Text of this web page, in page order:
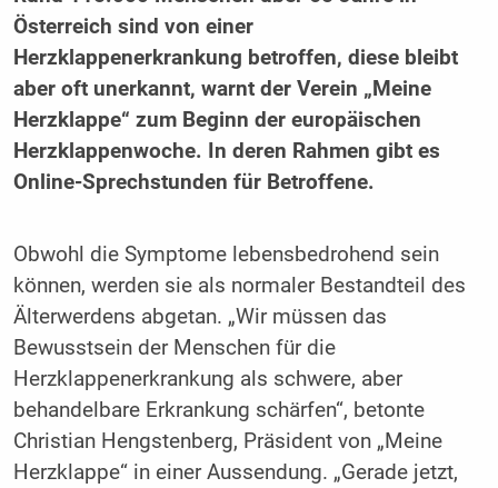
Österreich sind von einer
Herzklappenerkrankung betroffen, diese bleibt
aber oft unerkannt, warnt der Verein „Meine
Herzklappe“ zum Beginn der europäischen
Herzklappenwoche. In deren Rahmen gibt es
Online-Sprechstunden für Betroffene.
Obwohl die Symptome lebensbedrohend sein
können, werden sie als normaler Bestandteil des
Älterwerdens abgetan. „Wir müssen das
Bewusstsein der Menschen für die
Herzklappenerkrankung als schwere, aber
behandelbare Erkrankung schärfen“, betonte
Christian Hengstenberg, Präsident von „Meine
Herzklappe“ in einer Aussendung. „Gerade jetzt,